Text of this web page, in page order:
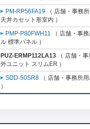
PM-RP56FA19 （ 店舗・事務
天井カセット形室内 ）
PMP-P80FWH11 （ 店舗・事
ル 標準パネル ）
PUZ-ERMP112LA13 （ 店舗・
外ユニット スリムER ）
SDD-50SR8 （ 店舗・事務所
）